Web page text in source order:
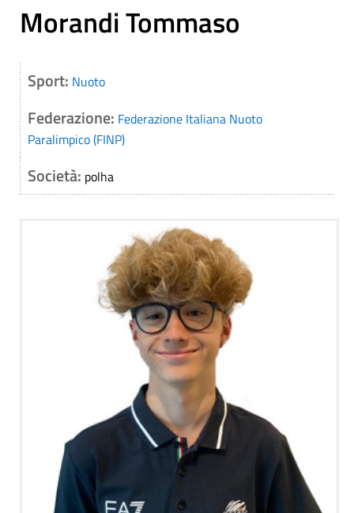
Morandi Tommaso
Sport: Nuoto
Federazione: Federazione Italiana Nuoto
Paralimpico (FINP)
Società: polha